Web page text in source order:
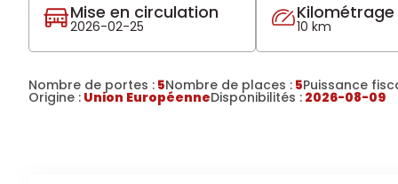
Mise en circulation
2026-02-25
Kilométrage
10 km
Nombre de portes : 5Nombre de places : 5Puissance
Origine : Union EuropéenneDisponibilités : 2026-08-09